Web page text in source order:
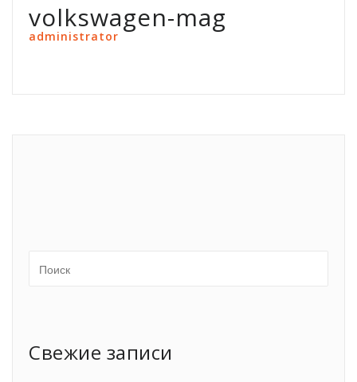
volkswagen-mag
administrator
Свежие записи